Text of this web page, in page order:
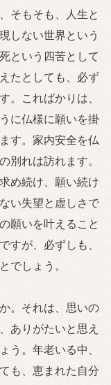
そもそも、人生と
しない世界という
という四苦として
たとしても、必ず
。こればかりは、
に仏様に願いを掛
す。家内安全を仏
別れは訪れます。
め続け、願い続け
い失望と虚しさで
願いを叶えること
すが、必ずしも、
でしょう。
。それは、思いの
ありがたいと思え
う。年老いる中、
も、恵まれた自分